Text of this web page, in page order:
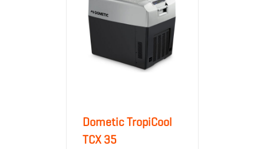
Dometic TropiCool
TCX 35